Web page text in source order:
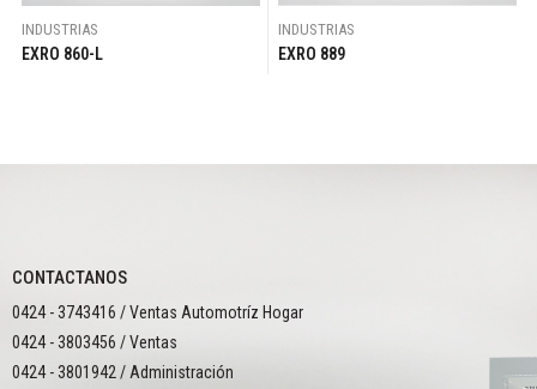
INDUSTRIAS
EXRO 860-L
INDUSTRIAS
EXRO 889
CONTACTANOS
0424 - 3743416 / Ventas Automotríz Hogar
0424 - 3803456 / Ventas
0424 - 3801942 / Administración